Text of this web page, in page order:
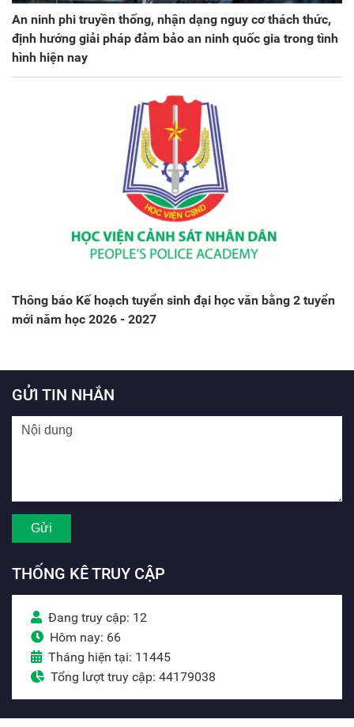
An ninh phi truyền thống, nhận dạng nguy cơ thách thức,
định hướng giải pháp đảm bảo an ninh quốc gia trong tình
hình hiện nay
Thông báo Kế hoạch tuyển sinh đại học văn bằng 2 tuyển
mới năm học 2026 - 2027
GỬI TIN NHẮN
THỐNG KÊ TRUY CẬP
Đang truy cập: 12
Hôm nay: 66
Tháng hiện tại: 11445
Tổng lượt truy cập: 44179038